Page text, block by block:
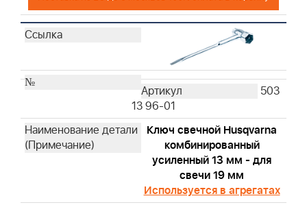
503
13 96-01
Ключ свечной Husqvarna
комбинированный
усиленный 13 мм - для
свечи 19 мм
Используется в агрегатах